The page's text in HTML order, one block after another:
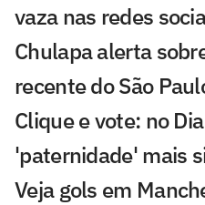
vaza nas redes
Chulapa alerta
recente do São
Clique e vote: no
'paternidade' mais
Veja gols em